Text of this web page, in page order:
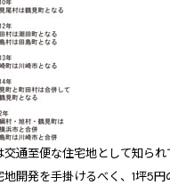
通至便な住宅地として知ら
開発を手掛けるべく、1坪5